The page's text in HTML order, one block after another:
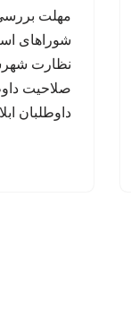
مهلت
شوراهای
نظارت
صلاحیت
داوطلبان